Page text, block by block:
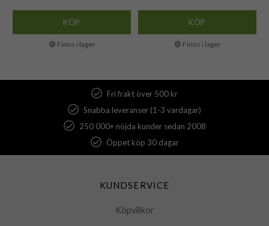
KÖP
🟢 Finns i lager
KÖP
🟢 Finns i lager
Fri frakt över 500 kr
Snabba leveranser (1-3 vardagar)
250 000+ nöjda kunder sedan 2008
Öppet köp 30 dagar
KUNDSERVICE
Köpvillkor